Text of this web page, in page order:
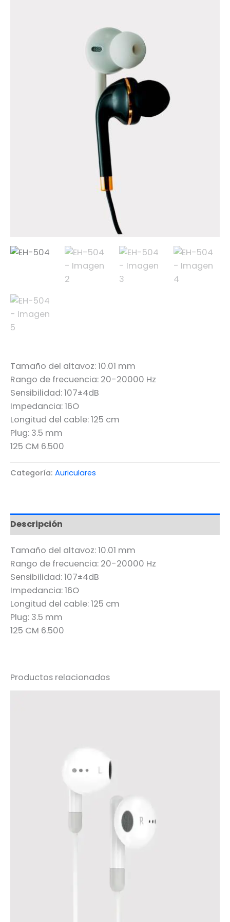
Tamaño del altavoz: 10.01 mm
Rango de frecuencia: 20-20000 Hz
Sensibilidad: 107±4dB
Impedancia: 16O
Longitud del cable: 125 cm
Plug: 3.5 mm
125 CM 6.500
Categoría: Auriculares
Descripción
Tamaño del altavoz: 10.01 mm
Rango de frecuencia: 20-20000 Hz
Sensibilidad: 107±4dB
Impedancia: 16O
Longitud del cable: 125 cm
Plug: 3.5 mm
125 CM 6.500
Productos relacionados